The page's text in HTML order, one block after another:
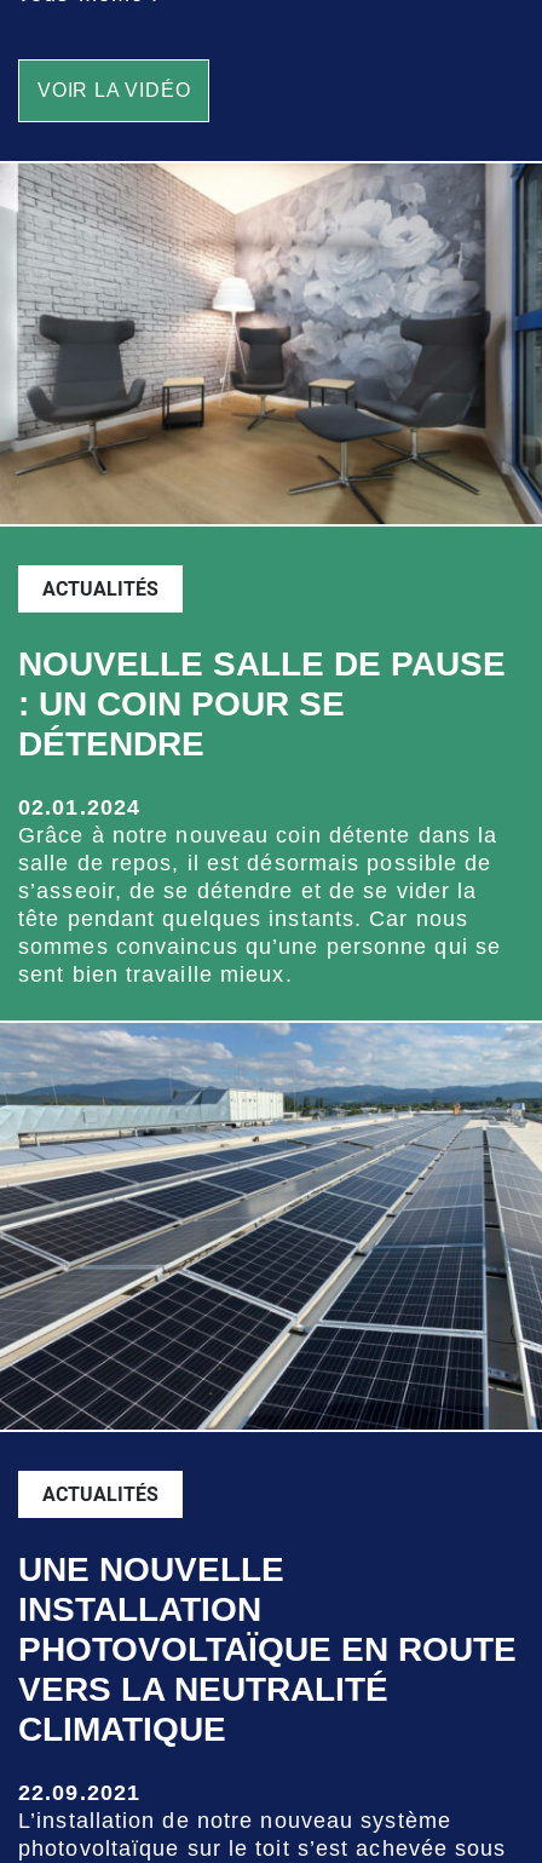
VOIR LA VIDÉO
ACTUALITÉS
NOUVELLE SALLE DE PAUSE
: UN COIN POUR SE
DÉTENDRE
02.01.2024
Grâce à notre nouveau coin détente dans la
salle de repos, il est désormais possible de
s’asseoir, de se détendre et de se vider la
tête pendant quelques instants. Car nous
sommes convaincus qu’une personne qui se
sent bien travaille mieux.
ACTUALITÉS
UNE NOUVELLE
INSTALLATION
PHOTOVOLTAÏQUE EN ROUTE
VERS LA NEUTRALITÉ
CLIMATIQUE
22.09.2021
L’installation de notre nouveau système
photovoltaïque sur le toit s’est achevée sous